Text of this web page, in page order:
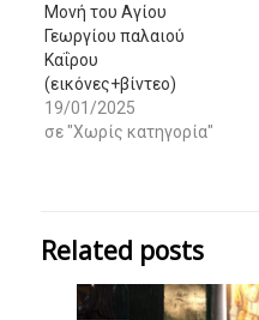
Μονή του Αγίου
Γεωργίου παλαιού
Καΐρου
(εικόνες+βίντεο)
19/01/2025
σε "Χωρίς κατηγορία"
Related posts